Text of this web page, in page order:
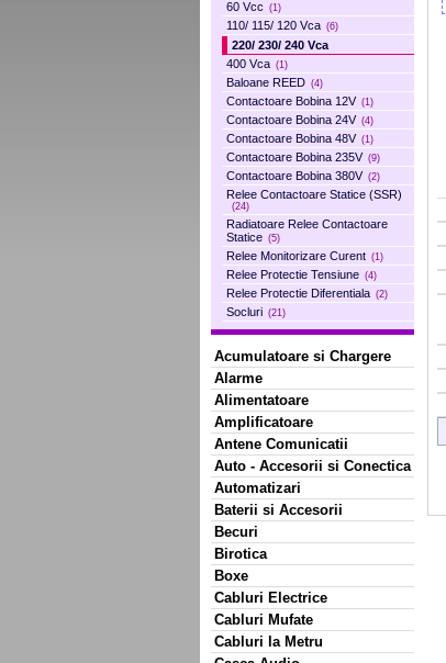
60 Vcc (1)
110/ 115/ 120 Vca (6)
220/ 230/ 240 Vca
400 Vca (1)
Baloane REED (4)
Contactoare Bobina 12V (1)
Contactoare Bobina 24V (4)
Contactoare Bobina 48V (1)
Contactoare Bobina 235V (9)
Contactoare Bobina 380V (2)
Relee Contactoare Statice (SSR)
(24)
Radiatoare Relee Contactoare
Statice (5)
Relee Monitorizare Curent (1)
Relee Protectie Tensiune (4)
Relee Protectie Diferentiala (2)
Socluri (21)
Acumulatoare si Chargere
Alarme
Alimentatoare
Amplificatoare
Antene Comunicatii
Auto - Accesorii si Conectica
Automatizari
Baterii si Accesorii
Becuri
Birotica
Boxe
Cabluri Electrice
Cabluri Mufate
Cabluri la Metru